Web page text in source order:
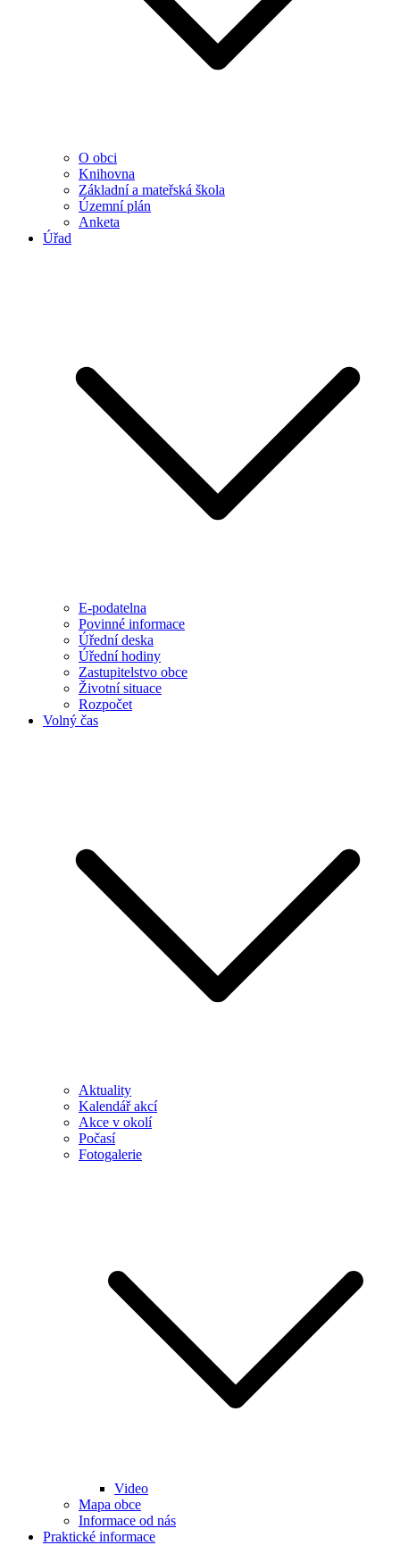
O obci
Knihovna
Základní a mateřská škola
Územní plán
Anketa
Úřad
E-podatelna
Povinné informace
Úřední deska
Úřední hodiny
Zastupitelstvo obce
Životní situace
Rozpočet
Volný čas
Aktuality
Kalendář akcí
Akce v okolí
Počasí
Fotogalerie
Video
Mapa obce
Informace od nás
Praktické informace